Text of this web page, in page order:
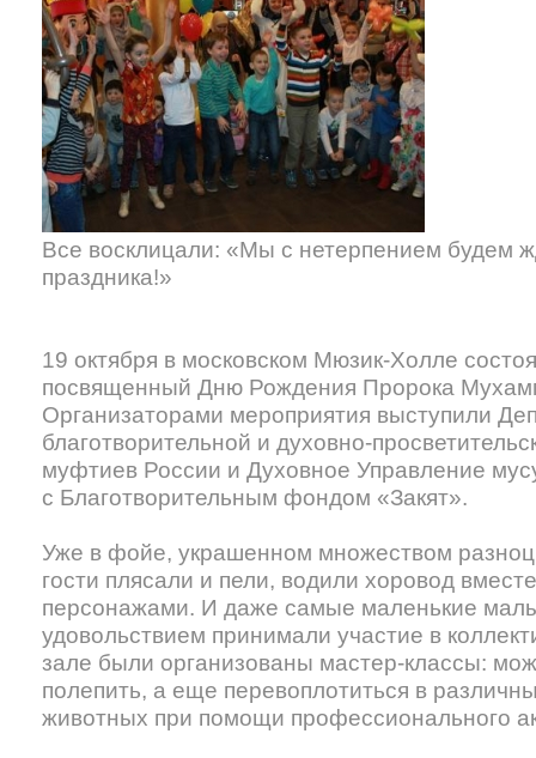
Все восклицали: «Мы с нетерпением будем
праздника!»
19 октября в московском Мюзик-Холле
посвященный Дню Рождения Пророка
Организаторами мероприятия выступили
благотворительной и духовно-
муфтиев России и Духовное Управление
с Благотворительным фондом «Закят».
Уже в фойе, украшенном множеством
гости плясали и пели, водили хоровод
персонажами. И даже самые маленькие
удовольствием принимали участие в
зале были организованы мастер-классы:
полепить, а еще перевоплотиться в
животных при помощи профессионального